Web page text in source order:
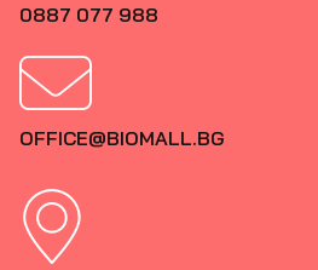
0887 077 988
OFFICE@BIOMALL.BG